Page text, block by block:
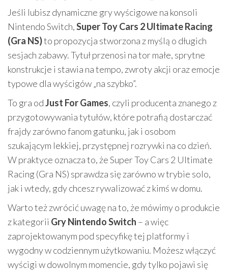
Jeśli lubisz dynamiczne gry wyścigowe na konsoli
Nintendo Switch,Super Toy Cars 2 Ultimate Racing
(Gra NS)to propozycja stworzona z myślą o długich
sesjach zabawy. Tytuł przenosi na tor małe, sprytne
konstrukcje i stawia na tempo, zwroty akcji oraz emocje
typowe dla wyścigów „na szybko”.
To gra odJust For Games, czyli producenta znanego z
przygotowywania tytułów, które potrafią dostarczać
frajdy zarówno fanom gatunku, jak i osobom
szukającym lekkiej, przystępnej rozrywki na co dzień.
W praktyce oznacza to, że Super Toy Cars 2 Ultimate
Racing (Gra NS) sprawdza się zarówno w trybie solo,
jak i wtedy, gdy chcesz rywalizować z kimś w domu.
Warto też zwrócić uwagę na to, że mówimy o produkcie
z kategorii Gry Nintendo Switch – a więc
zaprojektowanym pod specyfikę tej platformy i
wygodny w codziennym użytkowaniu. Możesz włączyć
wyścigi w dowolnym momencie, gdy tylko pojawi się